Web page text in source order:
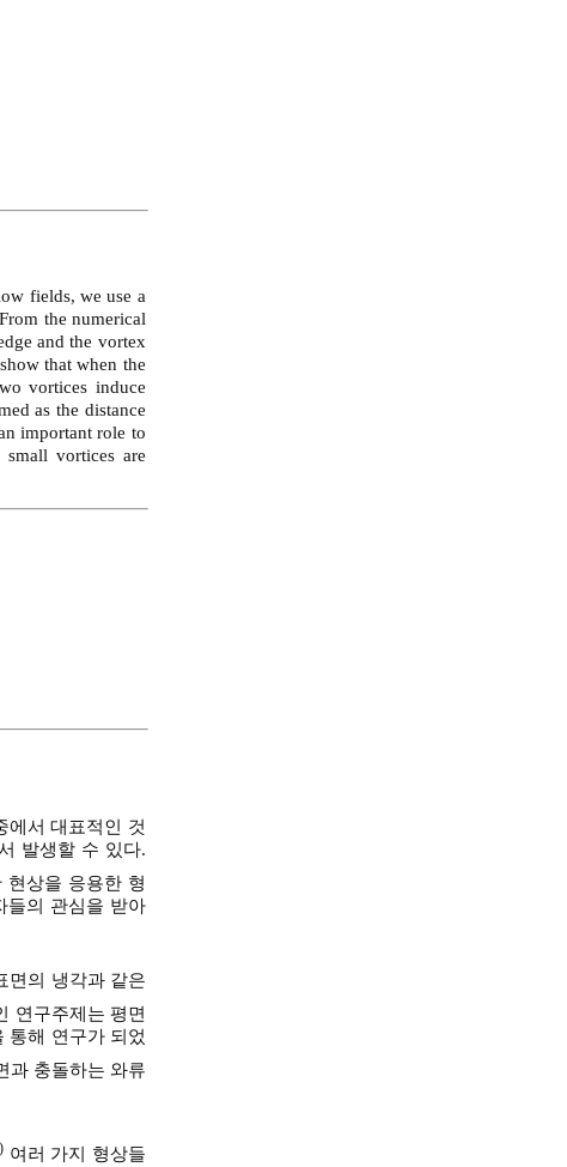
fields, we use a
the numerical
and the vortex
that when the
vortices induce
as the distance
important role to
vortices are
에서 대표적인 것
발생할 수 있다.
상을 응용한 형
들의 관심을 받아
면의 냉각과 같은
연구주제는 평면
통해 연구가 되었
과 충돌하는 와류
) 여러 가지 형상들